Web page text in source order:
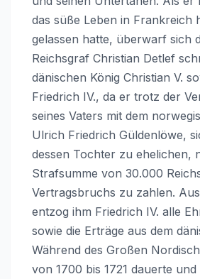
das süße Leben in Frankreich
gelassen hatte, überwarf sich
Reichsgraf Christian Detlef
dänischen König Christian V.
Friedrich IV., da er trotz der
seines Vaters mit dem
Ulrich Friedrich Güldenlöwe,
dessen Tochter zu ehelichen,
Strafsumme von 30.000
Vertragsbruchs zu zahlen.
entzog ihm Friedrich IV. alle
sowie die Erträge aus dem
Während des Großen
von 1700 bis 1721 dauerte und